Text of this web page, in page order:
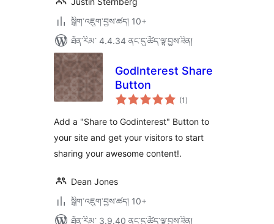
སྒྲིག་འཇུག་བྱས་ཚད། 10+
ཐོན་རིམ་ 4.4.34 ནང་དུ་ཚོད་ལྟ་བྱས་ཟིན།
GodInterest Share
Button
(1 གདེང་
འཇོག་
ཚང་།
)
Add a "Share to Godinterest" Button to
your site and get your visitors to start
sharing your awesome content!.
Dean Jones
སྒྲིག་འཇུག་བྱས་ཚད། 10+
ཐོན་རིམ་ 3.9.40 ནང་དུ་ཚོད་ལྟ་བྱས་ཟིན།